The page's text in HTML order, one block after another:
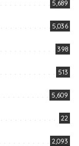
5,689
5,036
398
513
5,609
22
2,093